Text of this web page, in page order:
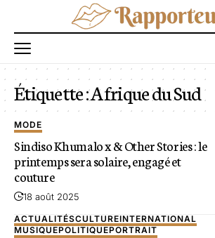
Étiquette :Afrique du Sud
MODE
Sindiso Khumalo x & Other Stories : le
printemps sera solaire, engagé et
couture
18 août 2025
ACTUALITÉSCULTUREINTERNATIONAL
MUSIQUEPOLITIQUEPORTRAIT